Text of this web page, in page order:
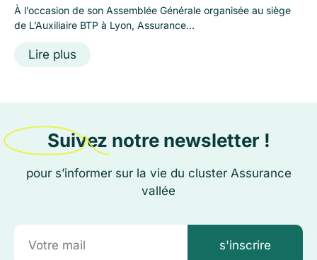
À l’occasion de son Assemblée Générale organisée au siège
de L’Auxiliaire BTP à Lyon, Assurance...
Lire plus
Suivez notre newsletter !
pour s’informer sur la vie du cluster Assurance
vallée
s'inscrire